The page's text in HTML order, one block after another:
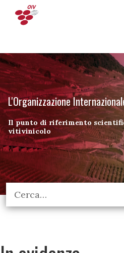
L'Organizzazione
Il punto di riferimento
vitivinicolo